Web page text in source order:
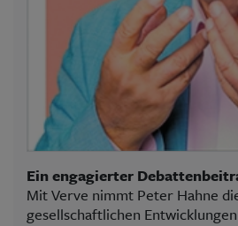
Ein engagierter
Mit Verve nimmt Peter Hahne
gesellschaftlichen